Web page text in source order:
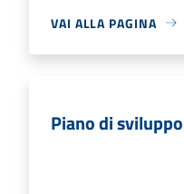
VAI ALLA PAGINA
Piano di sviluppo